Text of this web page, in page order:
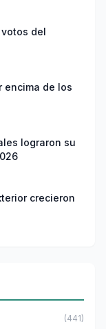
del
encima de los
lograron su
crecieron
(441)